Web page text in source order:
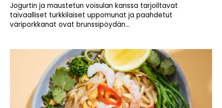
Jogurtin ja maustetun voisulan kanssa tarjoiltavat
taivaalliset turkkilaiset uppomunat ja paahdetut
väriporkkanat ovat brunssipöydän...